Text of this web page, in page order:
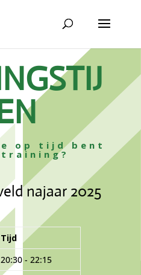
op tijd bent
najaar 2025
Tijd
20:30 - 22:15